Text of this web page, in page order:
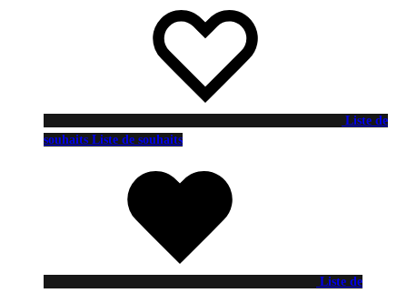
Liste de
souhaits Liste de souhaits
Liste de